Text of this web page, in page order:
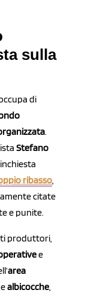
sulla
di
.
Stefano
ribasso
citate
e punite.
produttori,
e
area
ealbicocche